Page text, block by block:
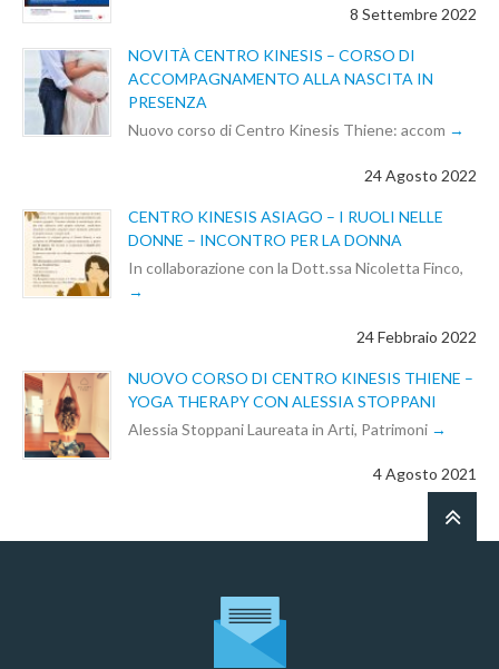
8 Settembre 2022
NOVITÀ CENTRO KINESIS – CORSO DI
ACCOMPAGNAMENTO ALLA NASCITA IN
PRESENZA
Nuovo corso di Centro Kinesis Thiene: accom
24 Agosto 2022
CENTRO KINESIS ASIAGO – I RUOLI NELLE
DONNE – INCONTRO PER LA DONNA
In collaborazione con la Dott.ssa Nicoletta Finco,
24 Febbraio 2022
NUOVO CORSO DI CENTRO KINESIS THIENE –
YOGA THERAPY CON ALESSIA STOPPANI
Alessia Stoppani Laureata in Arti, Patrimoni
4 Agosto 2021